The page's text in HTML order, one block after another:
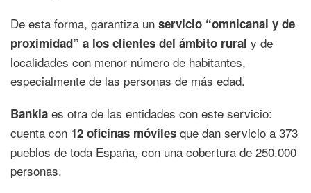
De esta forma, garantiza un servicio “omnicanal y de
proximidad” a los clientes del ámbito rural y de
localidades con menor número de habitantes,
especialmente de las personas de más edad.
Bankia es otra de las entidades con este servicio:
cuenta con 12 oficinas móviles que dan servicio a 373
pueblos de toda España, con una cobertura de 250.000
personas.